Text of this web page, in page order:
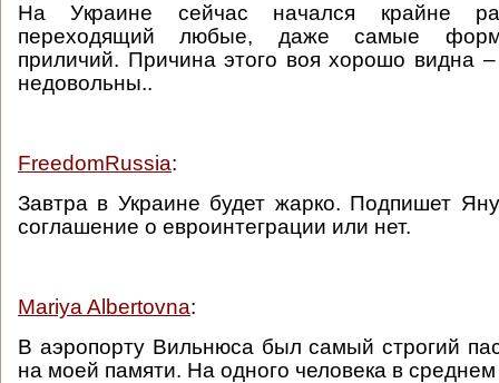
На Украине сейчас начался крайне
переходящий любые, даже самые
приличий. Причина этого воя хорошо видна
недовольны..
FreedomRussia:
Завтра в Украине будет жарко. Подпишет
соглашение о евроинтеграции или нет.
Mariya Albertovna:
В аэропорту Вильнюса был самый строгий
на моей памяти. На одного человека в